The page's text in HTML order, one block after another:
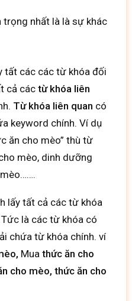
trọng nhất là là sự khác
tất các các từ khóa đối
cả cáctừ khóa liên
Từ khóa liên quan có
keyword chính. Ví dụ
ăn cho mèo” thù từ
mèo, dinh dưỡng
lấy tất cả các từ khóa
là các từ khóa có
chứa từ khóa chính. ví
Mua thức ăn cho
cho mèo, thức ăn cho